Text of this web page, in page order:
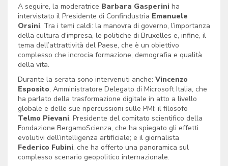
A seguire, la moderatrice Barbara Gasperini ha
intervistato il Presidente di Confindustria Emanuele
Orsini. Tra i temi caldi: la manovra di governo, l’importanza
della cultura d'impresa, le politiche di Bruxelles e, infine, il
tema dell’attrattività del Paese, che è un obiettivo
complesso che incrocia formazione, demografia e qualità
della vita.
Durante la serata sono intervenuti anche: Vincenzo
Esposito, Amministratore Delegato di Microsoft Italia, che
ha parlato della trasformazione digitale in atto a livello
globale e delle sue ripercussioni sulle PMI; il filosofo
Telmo Pievani, Presidente del comitato scientifico della
Fondazione BergamoScienza, che ha spiegato gli effetti
evolutivi dell’intelligenza artificiale; e il giornalista
Federico Fubini, che ha offerto una panoramica sul
complesso scenario geopolitico internazionale.